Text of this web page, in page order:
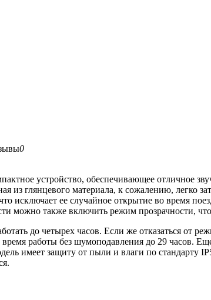
0
устройство, обеспечивающее отличное
из глянцевого материала, к сожалению, легко
исключает ее случайное открытие во время
можно также включить режим прозрачности,
до четырех часов. Если же отказаться от
работы без шумоподавления до 29 часов.
имеет защиту от пыли и влаги по стандарту